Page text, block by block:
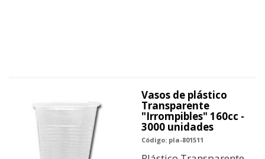
Vasos de plástico
Transparente
"Irrompibles" 160cc -
3000 unidades
Código: pla-801511